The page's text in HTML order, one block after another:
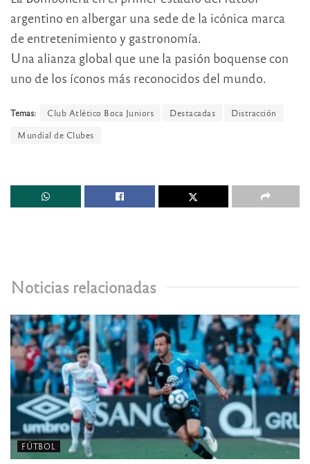
argentino en albergar una sede de la icónica marca
de entretenimiento y gastronomía.
Una alianza global que une la pasión boquense con
uno de los íconos más reconocidos del mundo.
Temas: Club Atlético Boca Juniors Destacadas
Distracción
Mundial de Clubes
Noticias relacionadas
FÚTBOL